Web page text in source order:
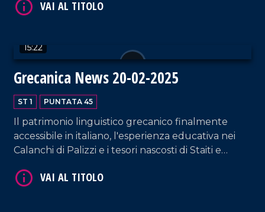
e tecnologia diventano leve per valorizzare il
15:22
Grecanica News 20-02-2025
ST 1 PUNTATA 45
Il patrimonio linguistico grecanico finalmente
accessibile in italiano, l'esperienza educativa nei
Calanchi di Palizzi e i tesori nascosti di Staiti e
VAI AL TITOLO
VAI AL TITOLO